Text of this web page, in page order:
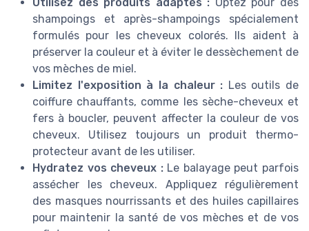
Utilisez des produits adaptés : Optez pour des
shampoings et après-shampoings spécialement
formulés pour les cheveux colorés. Ils aident à
préserver la couleur et à éviter le dessèchement de
vos mèches de miel.
Limitez l'exposition à la chaleur : Les outils de
coiffure chauffants, comme les sèche-cheveux et
fers à boucler, peuvent affecter la couleur de vos
cheveux. Utilisez toujours un produit thermo-
protecteur avant de les utiliser.
Hydratez vos cheveux :Le balayage peut parfois
assécher les cheveux. Appliquez régulièrement
des masques nourrissants et des huiles capillaires
pour maintenir la santé de vos mèches et de vos